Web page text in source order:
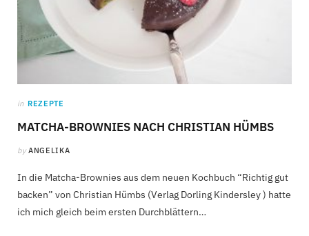
in REZEPTE
MATCHA-BROWNIES NACH CHRISTIAN HÜMBS
by ANGELIKA
In die Matcha-Brownies aus dem neuen Kochbuch “Richtig gut
backen” von Christian Hümbs (Verlag Dorling Kindersley ) hatte
ich mich gleich beim ersten Durchblättern…